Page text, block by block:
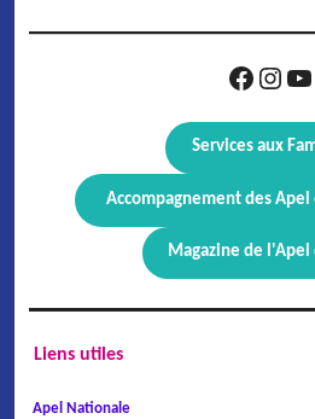
Services aux
Accompagnement des
Magazine de l'Apel
Liens utiles
Apel Nationale